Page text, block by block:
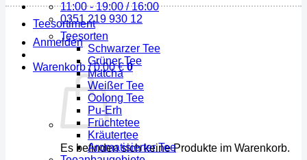
11:00 - 19:00 / 16:00
0351 219 930 12
Anmelden
Warenkorb /0,00€ 0
Es befinden sich keine Produkte im Warenkorb.
Teesortiment
Teesorten
Schwarzer Tee
Grüner Tee
Matcha
Weißer Tee
Oolong Tee
Pu-Erh
Früchtetee
Kräutertee
Aromatisierter Tee